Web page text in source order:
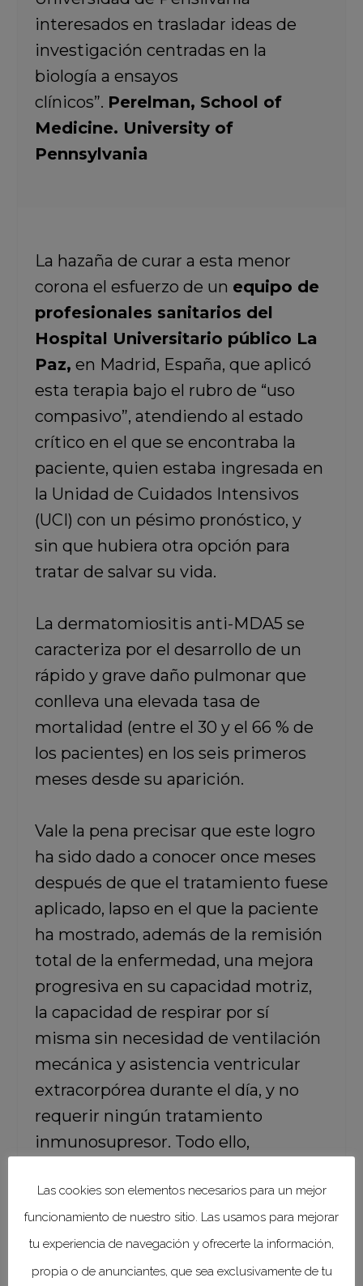
interesados en trasladar ideas de
investigación centradas en la
biología a ensayos
clínicos”. Perelman, School of
Medicine. University of
Pennsylvania
La hazaña de curar a esta menor
corona el esfuerzo de un equipo de
profesionales sanitarios del
Hospital Universitario público La
Paz, en Madrid, España, que aplicó
esta terapia bajo el rubro de “uso
compasivo”, atendiendo al estado
crítico en el que se encontraba la
paciente, quien estaba ingresada en
la Unidad de Cuidados Intensivos
(UCI) con un pésimo pronóstico, y
sin que hubiera otra opción para
tratar de salvar su vida.
La dermatomiositis anti-MDA5 se
caracteriza por el desarrollo de un
rápido y grave daño pulmonar que
conlleva una elevada tasa de
mortalidad (entre el 30 y el 66 % de
los pacientes) en los seis primeros
meses desde su aparición.
Vale la pena precisar que este logro
ha sido dado a conocer once meses
después de que el tratamiento fuese
aplicado, lapso en el que la paciente
ha mostrado, además de la remisión
total de la enfermedad, una mejora
progresiva en su capacidad motriz,
la capacidad de respirar por sí
misma sin necesidad de ventilación
mecánica y asistencia ventricular
extracorpórea durante el día, y no
requerir ningún tratamiento
inmunosupresor. Todo ello,
“Este logro de la sanidad pública
Las cookies son elementos necesarios para un mejor
funcionamiento de nuestro sitio. Las usamos para mejorar
tu experiencia de navegación y ofrecerte la información,
propia o de anunciantes, que sea exclusivamente de tu